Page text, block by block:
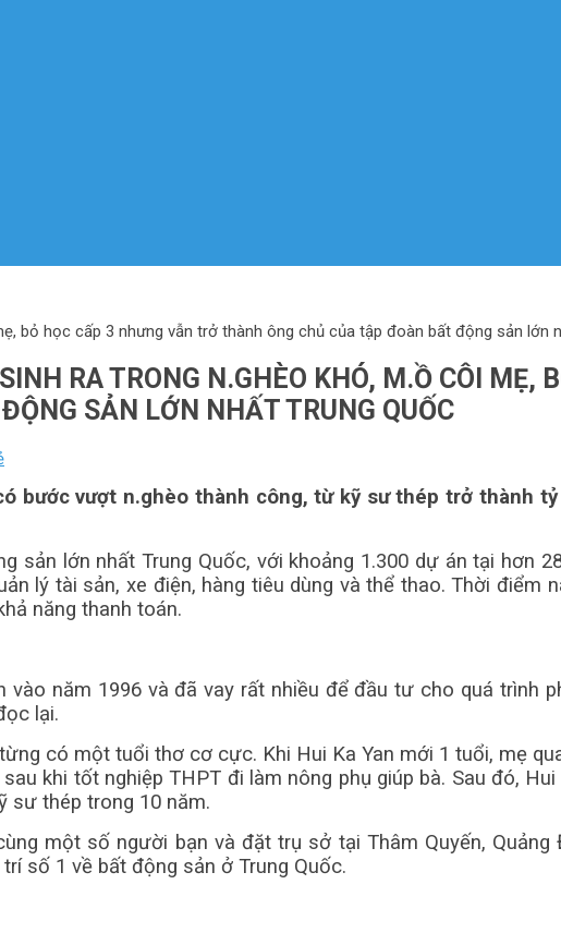
bỏ học cấp 3 nhưng vẫn trở thành ông chủ của tập đoàn bất động sản lớn
RA TRONG N.GHÈO KHÓ, M.Ồ CÔI MẸ,
SẢN LỚN NHẤT TRUNG QUỐC
bước vượt n.ghèo thành công, từ kỹ sư thép trở thành tỷ
sản lớn nhất Trung Quốc, với khoảng 1.300 dự án tại hơn
lý tài sản, xe điện, hàng tiêu dùng và thể thao. Thời điểm
năng thanh toán.
năm 1996 và đã vay rất nhiều để đầu tư cho quá trình
lại.
có một tuổi thơ cơ cực. Khi Hui Ka Yan mới 1 tuổi, mẹ
khi tốt nghiệp THPT đi làm nông phụ giúp bà. Sau đó,
sư thép trong 10 năm.
một số người bạn và đặt trụ sở tại Thâm Quyến,
số 1 về bất động sản ở Trung Quốc.